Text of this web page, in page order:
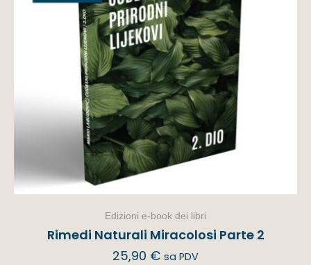
Edizioni e-book dei libri
Rimedi Naturali Miracolosi Parte 2
25,90 € sa PDV